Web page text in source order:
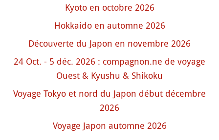
Kyoto en octobre 2026
Hokkaido en automne 2026
Découverte du Japon en novembre 2026
24 Oct. - 5 déc. 2026 : compagnon.ne de voyage
Ouest & Kyushu & Shikoku
Voyage Tokyo et nord du Japon début décembre
2026
Voyage Japon automne 2026